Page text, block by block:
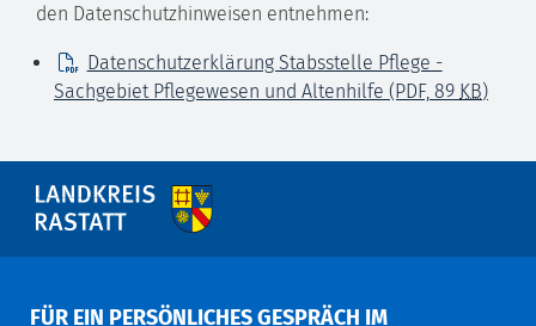
den Datenschutzhinweisen entnehmen:
Datenschutzerklärung Stabsstelle Pflege -
Sachgebiet Pflegewesen und Altenhilfe (PDF, 89 KB)
FÜR EIN PERSÖNLICHES GESPRÄCH IM